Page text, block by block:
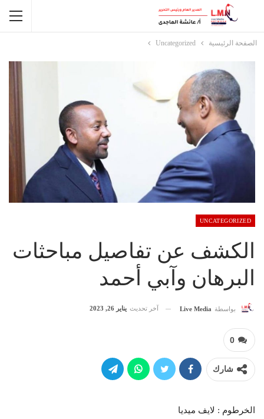
الصفحة الرئيسية Uncategorized
UNCATEGORIZED
الكشف عن تفاصيل مباحثات
البرهان وآبي أحمد
بواسطة Live Media آخر تحديث يناير 26, 2023
0
شارك
الخرطوم : لايف ميديا